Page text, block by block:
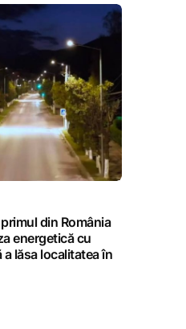
din România
energetică cu
lăsa localitatea în